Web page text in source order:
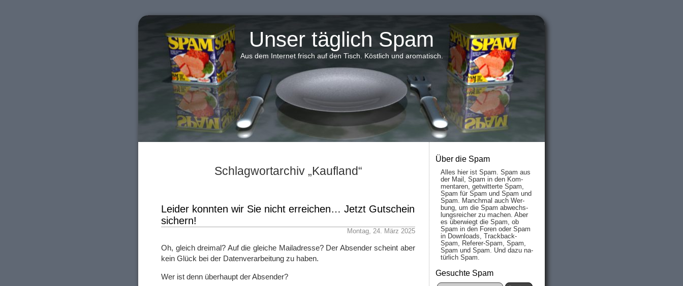
Unser täglich Spam
Aus dem Internet frisch auf den Tisch. Köstlich und aromatisch.
Schlagwortarchiv „Kaufland“
Leider konnten wir Sie nicht erreichen… Jetzt Gutschein
sichern!
Montag, 24. März 2025
Oh, gleich dreimal? Auf die gleiche Mailadresse? Der Absender scheint aber
kein Glück bei der Datenverarbeitung zu haben.
Wer ist denn überhaupt der Absender?
Über die Spam
Alles hier ist Spam. Spam aus
der Mail, Spam in den Kom­
men­taren, ge­twit­ter­te Spam,
Spam für Spam und Spam und
Spam. Manch­mal auch Wer­
bung, um die Spam ab­wechs­
lungs­reich­er zu mach­en. Aber
es über­wiegt die Spam, ob
Spam in den Fo­ren oder Spam
in Down­loads, Track­back-
Spam, Re­fe­rer-Spam, Spam,
Spam und Spam. Und da­zu na­
tür­lich Spam.
Gesuchte Spam